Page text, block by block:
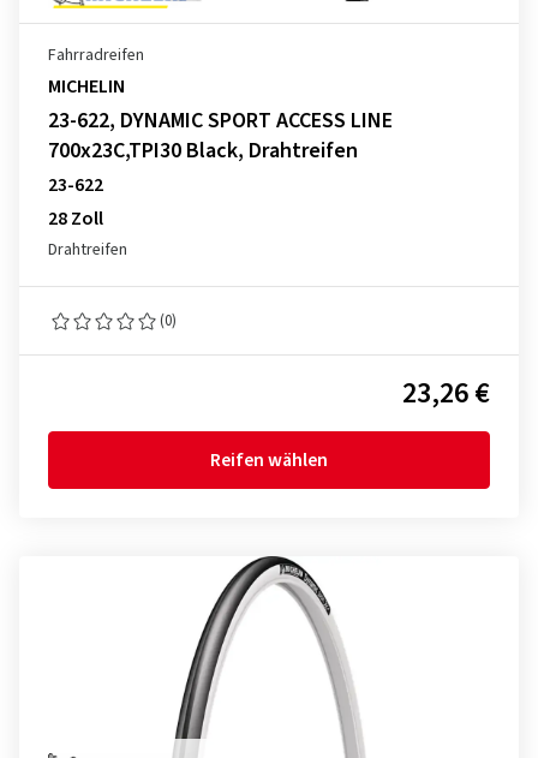
Fahrradreifen
MICHELIN
23-622, DYNAMIC SPORT ACCESS LINE
700x23C,TPI30 Black, Drahtreifen
23-622
28 Zoll
Drahtreifen
(0)
23,26 €
Reifen wählen